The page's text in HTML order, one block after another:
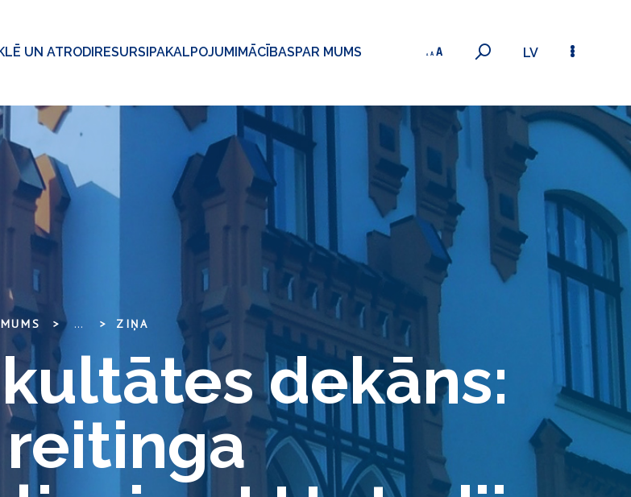
UN ATRODIRESURSIPAKALPOJUMIMĀCĪBASPAR MUMS LV
... ZIŅA
dekāns: